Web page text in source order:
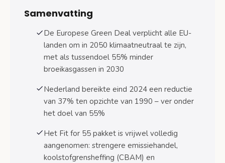
Klimaatfonds: 35 miljard euro
Tijdlijn
Wat heeft Nederland al gedaan – en wat nog
niet?
Veelgestelde vragen
Veelgestelde vragen
Samenvatting
De Europese Green Deal verplicht alle EU-
landen om in 2050 klimaatneutraal te zijn,
met als tussendoel 55% minder
broeikasgassen in 2030
Nederland bereikte eind 2024 een reductie
van 37% ten opzichte van 1990 – ver onder
het doel van 55%
Het Fit for 55 pakket is vrijwel volledig
aangenomen: strengere emissiehandel,
koolstofgrensheffing (CBAM) en